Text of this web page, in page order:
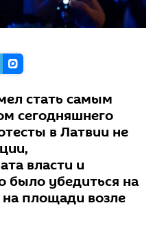
стать самым
сегодняшнего
в Латвии не
власти и
было убедиться на
площади возле